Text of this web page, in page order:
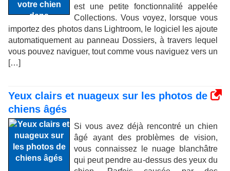
est une petite fonctionnalité appelée
Collections. Vous voyez, lorsque vous
importez des photos dans Lightroom, le logiciel les ajoute
automatiquement au panneau Dossiers, à travers lequel
vous pouvez naviguer, tout comme vous naviguez vers un
[…]
Yeux clairs et nuageux sur les photos de
chiens âgés
Si vous avez déjà rencontré un chien
âgé ayant des problèmes de vision,
vous connaissez le nuage blanchâtre
qui peut pendre au-dessus des yeux du